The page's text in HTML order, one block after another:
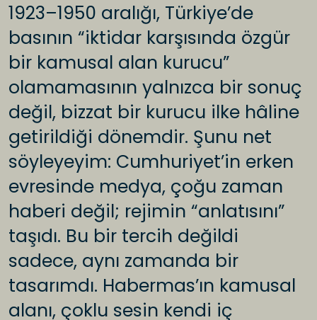
1923–1950 aralığı, Türkiye’de
basının “iktidar karşısında özgür
bir kamusal alan kurucu”
olamamasının yalnızca bir sonuç
değil, bizzat bir kurucu ilke hâline
getirildiği dönemdir. Şunu net
söyleyeyim: Cumhuriyet’in erken
evresinde medya, çoğu zaman
haberi değil; rejimin “anlatısını”
taşıdı. Bu bir tercih değildi
sadece, aynı zamanda bir
tasarımdı. Habermas’ın kamusal
alanı, çoklu sesin kendi iç